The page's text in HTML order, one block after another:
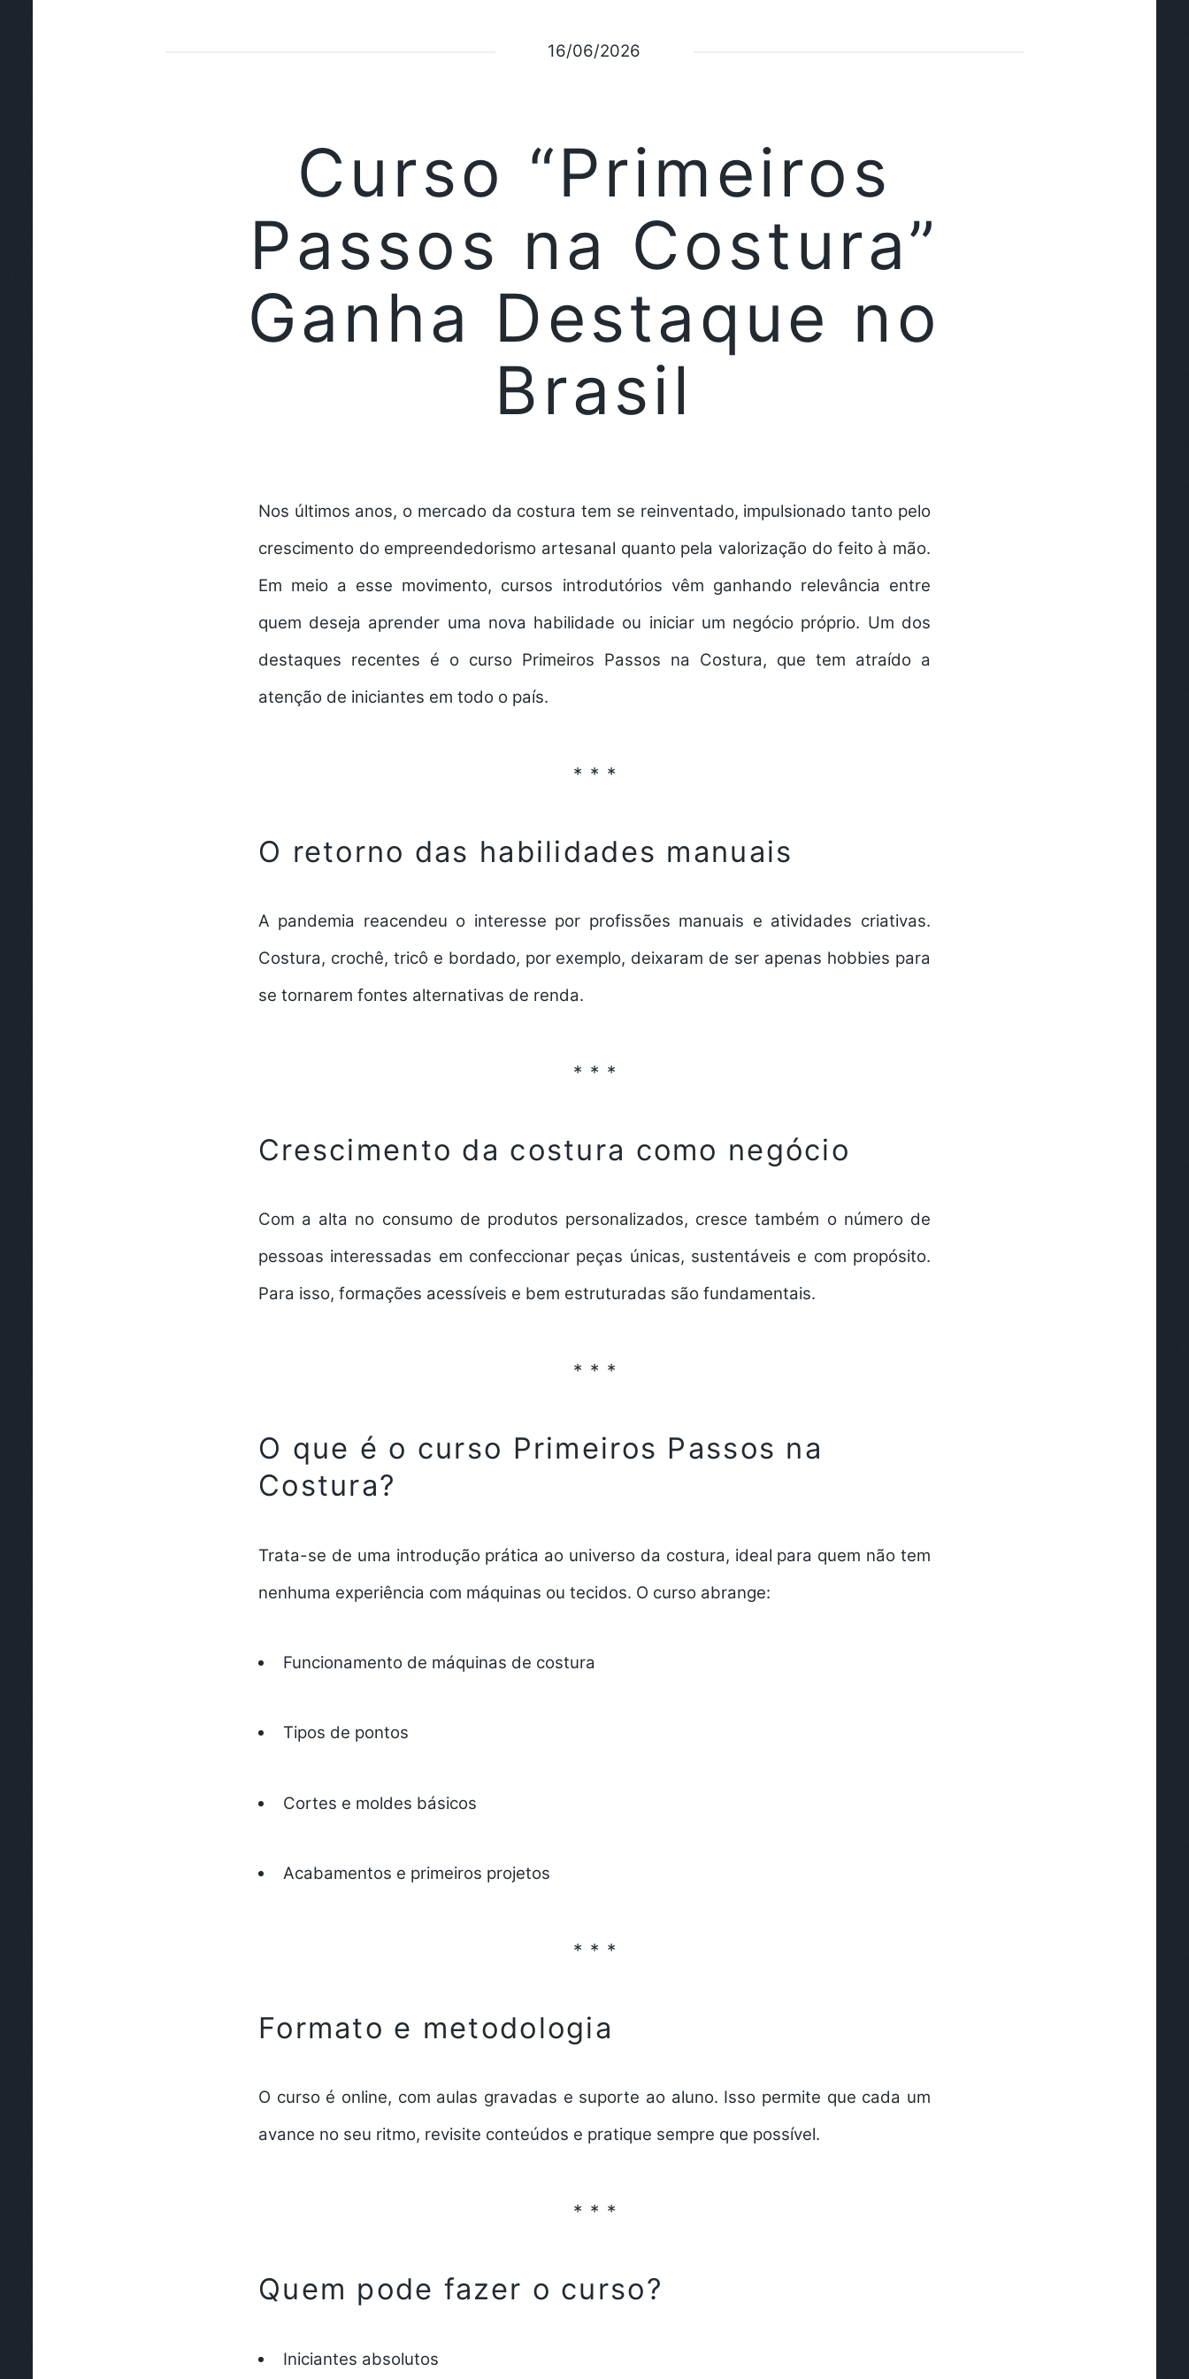
16/06/2026
Curso “Primeiros
Passos na Costura”
Ganha Destaque no
Brasil
Nos últimos anos, o mercado da costura tem se reinventado, impulsionado tanto pelo
crescimento do empreendedorismo artesanal quanto pela valorização do feito à mão.
Em meio a esse movimento, cursos introdutórios vêm ganhando relevância entre
quem deseja aprender uma nova habilidade ou iniciar um negócio próprio. Um dos
destaques recentes é o curso Primeiros Passos na Costura, que tem atraído a
atenção de iniciantes em todo o país.
O retorno das habilidades manuais
A pandemia reacendeu o interesse por profissões manuais e atividades criativas.
Costura, crochê, tricô e bordado, por exemplo, deixaram de ser apenas hobbies para
se tornarem fontes alternativas de renda.
Crescimento da costura como negócio
Com a alta no consumo de produtos personalizados, cresce também o número de
pessoas interessadas em confeccionar peças únicas, sustentáveis e com propósito.
Para isso, formações acessíveis e bem estruturadas são fundamentais.
O que é o curso Primeiros Passos na
Costura?
Trata-se de uma introdução prática ao universo da costura, ideal para quem não tem
nenhuma experiência com máquinas ou tecidos. O curso abrange:
Funcionamento de máquinas de costura
Tipos de pontos
Cortes e moldes básicos
Acabamentos e primeiros projetos
Formato e metodologia
O curso é online, com aulas gravadas e suporte ao aluno. Isso permite que cada um
avance no seu ritmo, revisite conteúdos e pratique sempre que possível.
Quem pode fazer o curso?
Iniciantes absolutos